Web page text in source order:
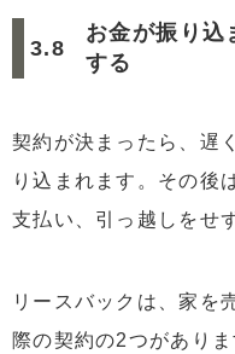
お金が振り込
する
契約が決まったら、遅
り込まれます。その後
支払い、引っ越しをせ
リースバックは、家を
際の契約の2つがあり